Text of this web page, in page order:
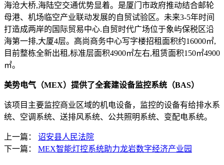
海沧大桥,海陆空交通优势显着。是厦门市政府推动结合邮轮
母港、机场临空产业联动发展的自贸试验区。未来3-5年时间
打造成两岸的国际贸易中心.自贸时代广场位于象屿保税区沿
海第一排,大厦4层。高尚商务中心写字楼招租面积约16000㎡,
目前整栋全新出租,标准层面积4900㎡左右,租赁面积150㎡4900
㎡。
美势电气（MEX） 提供了全套建设备监控系统（BAS）
该项目主要监控商业区域的机电设备，监控的设备有给排水系
统、空调系统、送排风系统、公共照明系统、变配电系统。
上一篇： 诏安县人民法院
下一篇： MEX智能灯控系统助力龙岩数字经济产业园